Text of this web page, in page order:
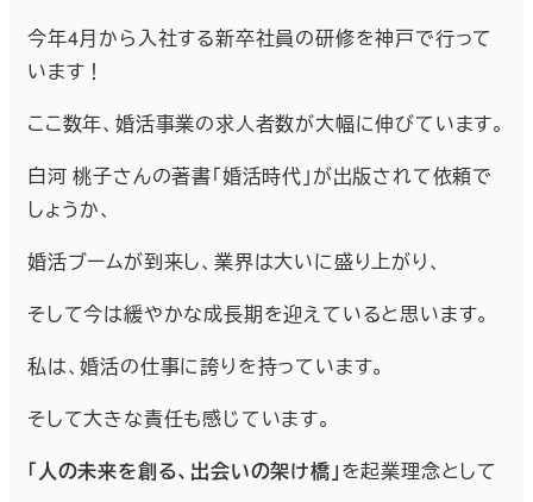
今年4月から入社する新卒社員の研修を神戸で行って
います！
ここ数年、婚活事業の求人者数が大幅に伸びています。
白河 桃子さんの著書「婚活時代」が出版されて依頼で
しょうか、
婚活ブームが到来し、業界は大いに盛り上がり、
そして今は緩やかな成長期を迎えていると思います。
私は、婚活の仕事に誇りを持っています。
そして大きな責任も感じています。
「人の未来を創る、出会いの架け橋」を起業理念として